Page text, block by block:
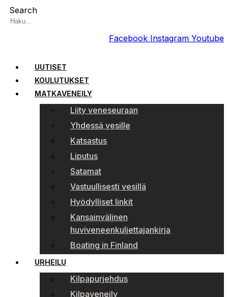
Search
Facebook Instagram Youtube
UUTISET
KOULUTUKSET
MATKAVENEILY
Liity veneseuraan
Yhdessä vesille
Katsastus
Liputus
Satamat
Vastuullisesti vesillä
Hyödylliset linkit
Kansainvälinen
huviveneenkuljettajankirja
Boating in Finland
URHEILU
Kilpapurjehdus
Kilpaveneily